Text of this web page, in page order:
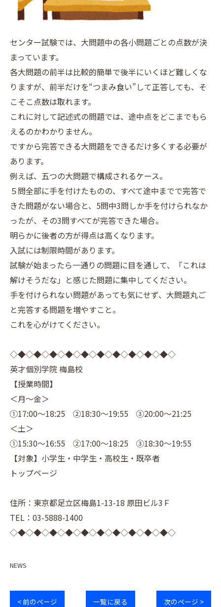
センター試験では、大問題中の各小問題ごとの点数が決
まっています。
各大問題の前半は比較的簡単で後半にいくほど難しくな
りますが、前半だけを“つまみ食い”して正答しても、そ
こそこ点数は取れます。
これに対して記述式の問題では、途中点をどこまでもら
えるのかわかりません。
ですから完答できる大問題をできるだけ多くする必要が
あります。
例えば、五つの大問題で構成されるケース。
５問全部に手を付けたものの、すべて途中までで完答で
きた問題がない場合と、5問中3問しか手を付けられなか
ったが、その3問すべてが完答できた場合。
明らかに後者の方が得点は高くなります。
入試には制限時間があります。
試験が始まったら一通りの問題に目を通して、「これは
解けそうだな」と感じた問題に集中してください。
手を付けられない問題があっても気にせず、大問題丸ご
と完答する問題を増やすこと。
これを心がけてください。
◇◆◇◆◇◆◇◆◇◆◇◆◇◆◇◆◇◆◇◆◇
英才個別学院 梅島校
【授業時間】
＜月～金＞
①17:00～18:25 ②18:30～19:55 ③20:00～21:25
＜土＞
①15:30～16:55 ②17:00～18:25 ③18:30～19:55
【対象】小学生・中学生・高校生・既卒者
トップページ
住所：東京都足立区梅島1-13-18 原田ビル3Ｆ
TEL：03-5888-1400
◇◆◇◆◇◆◇◆◇◆◇◆◇◆◇◆◇◆◇◆◇
NEWS
< 前のページ 一覧に戻る 次のページ >